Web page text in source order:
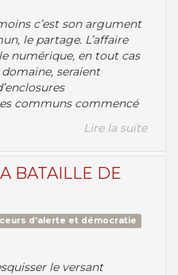
c’est son argument
le partage. L’affaire
numérique, en tout cas
seraient
communs commencé
Lire la suite
BATAILLE DE
d’alerte et démocratie
le versant